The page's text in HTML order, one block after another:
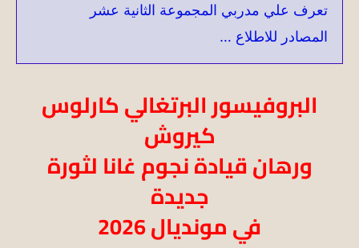
تعرف علي مدربي المجموعة الثانية عشر
المصادر للاطلاع …
​البروفيسور البرتغالي كارلوس
كيروش
ورهان قيادة نجوم غانا لثورة
جديدة
في مونديال 2026